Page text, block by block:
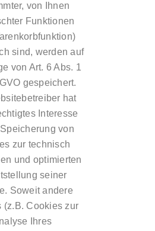
von Ihnen
Funktionen
sind, werden auf
von Art. 6 Abs. 1
gespeichert.
hat
Interesse
von
zur technisch
und optimierten
seiner
Soweit andere
(z.B. Cookies zur
Ihres